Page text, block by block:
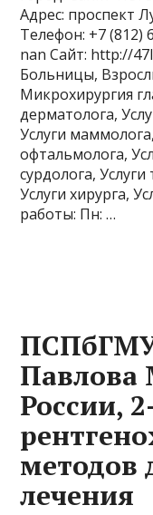
Адрес: проспект
Телефон: +7
nan Сайт: http://
Больницы,
Микрохирургия
дерматолога,
Услуги
офтальмолога,
сурдолога,
Услуги хирурга,
работы: Пн: …
Павлова
России,
методов
лечения